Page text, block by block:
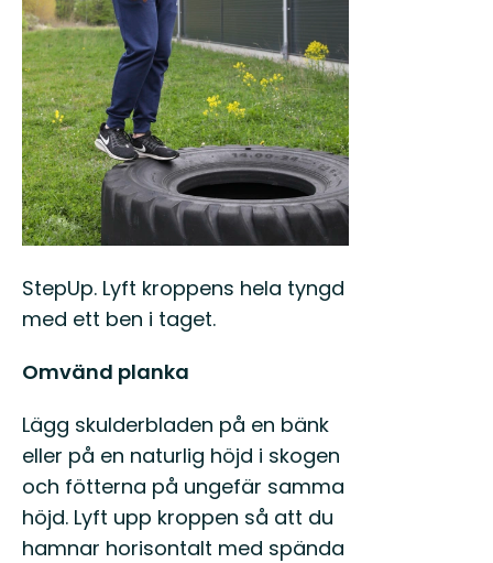
StepUp. Lyft kroppens hela tyngd
med ett ben i taget.
Omvänd planka
Lägg skulderbladen på en bänk
eller på en naturlig höjd i skogen
och fötterna på ungefär samma
höjd. Lyft upp kroppen så att du
hamnar horisontalt med spända